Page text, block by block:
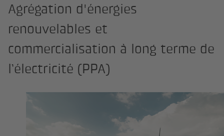
Agrégation d'énergies
renouvelables et
commercialisation à long terme de
l’électricité (PPA)